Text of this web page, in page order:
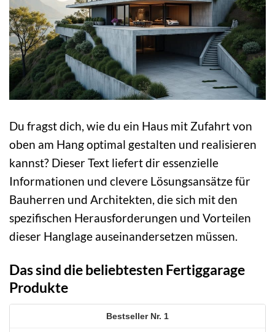
Du fragst dich, wie du ein Haus mit Zufahrt von
oben am Hang optimal gestalten und realisieren
kannst? Dieser Text liefert dir essenzielle
Informationen und clevere Lösungsansätze für
Bauherren und Architekten, die sich mit den
spezifischen Herausforderungen und Vorteilen
dieser Hanglage auseinandersetzen müssen.
Das sind die beliebtesten Fertiggarage
Produkte
1